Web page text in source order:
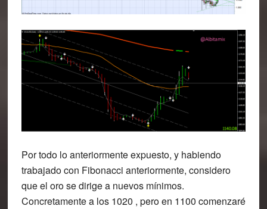
Por todo lo anteriormente expuesto, y habiendo
trabajado con Fibonacci anteriormente, considero
que el oro se dirige a nuevos mínimos.
Concretamente a los 1020 , pero en 1100 comenzaré